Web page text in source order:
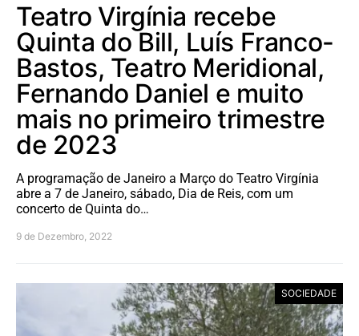
Teatro Virgínia recebe
Quinta do Bill, Luís Franco-
Bastos, Teatro Meridional,
Fernando Daniel e muito
mais no primeiro trimestre
de 2023
A programação de Janeiro a Março do Teatro Virgínia
abre a 7 de Janeiro, sábado, Dia de Reis, com um
concerto de Quinta do…
9 de Dezembro, 2022
SOCIEDADE